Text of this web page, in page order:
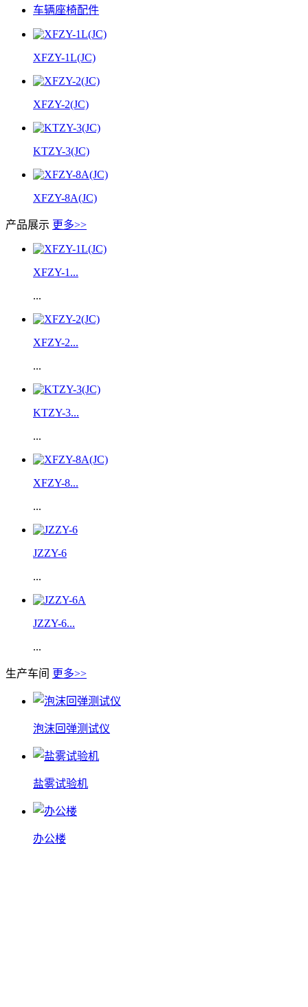
车辆座椅配件
XFZY-1L(JC)
XFZY-2(JC)
KTZY-3(JC)
XFZY-8A(JC)
产品展示 更多>>
XFZY-1...
...
XFZY-2...
...
KTZY-3...
...
XFZY-8...
...
JZZY-6
...
JZZY-6...
...
生产车间 更多>>
泡沫回弹测试仪
盐雾试验机
办公楼